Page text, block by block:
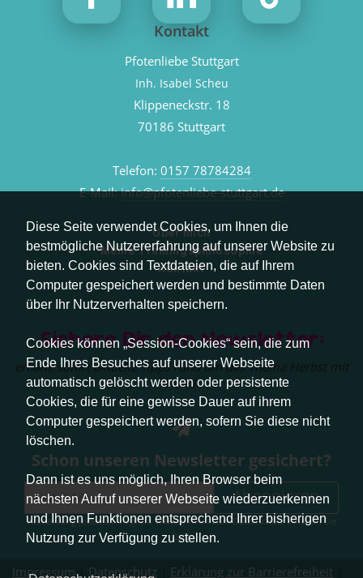
Diese Seite verwendet Cookies, um Ihnen die
bestmögliche Nutzererfahrung auf unserer Website zu
bieten. Cookies sind Textdateien, die auf Ihrem
Computer gespeichert werden und bestimmte Daten
über Ihr Nutzerverhalten speichern.
Cookies können „Session-Cookies“ sein, die zum
Ende Ihres Besuches auf unserer Webseite
automatisch gelöscht werden oder persistente
Cookies, die für eine gewisse Dauer auf ihrem
Computer gespeichert werden, sofern Sie diese nicht
löschen.
Dann ist es uns möglich, Ihren Browser beim
nächsten Aufruf unserer Webseite wiederzuerkennen
und Ihnen Funktionen entsprechend Ihrer bisherigen
Nutzung zur Verfügung zu stellen.
Kontakt
Pfotenliebe Stuttgart
Inh. Isabel Scheu
Klippeneckstr. 18
70186 Stuttgart
Telefon: 0157 78784284
E-Mail:info@pfotenliebe-stuttgart.de
Über mich
Meine Trainingsphilosophie
Kontakt
Sichere Dir den Newsletter:
erhalte sofort aktuelle Tipps rund um das Thema Herbst mit
Hund.
Schon unseren Newsletter gesichert?
Abonnieren
Abmeldung jederzeit möglich. Weitere Infos zum Datenschutz erhalten Sie
hier.
Impressum| Datenschutz Erklärung zur Barrierefreiheit